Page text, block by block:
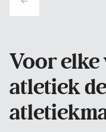
Voor
atletiek